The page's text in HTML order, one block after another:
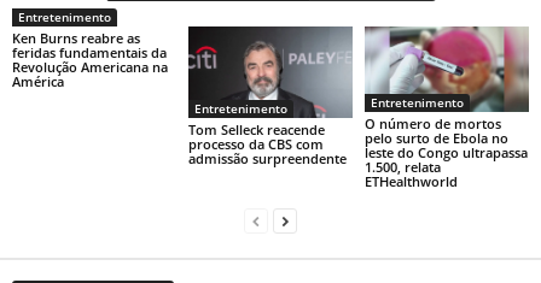
Entretenimento
Ken Burns reabre as
feridas fundamentais da
Revolução Americana na
América
Entretenimento
Tom Selleck reacende
processo da CBS com
admissão surpreendente
Entretenimento
O número de mortos
pelo surto de Ebola no
leste do Congo ultrapassa
1.500, relata
ETHealthworld